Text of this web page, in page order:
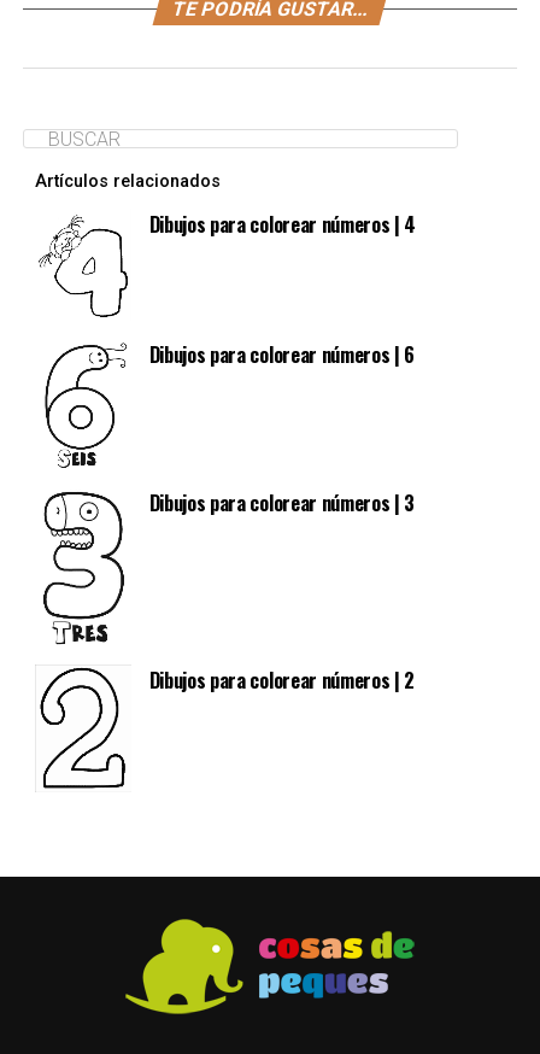
TE PODRÍA GUSTAR...
Artículos relacionados
Dibujos para colorear números | 4
Dibujos para colorear números | 6
Dibujos para colorear números | 3
Dibujos para colorear números | 2